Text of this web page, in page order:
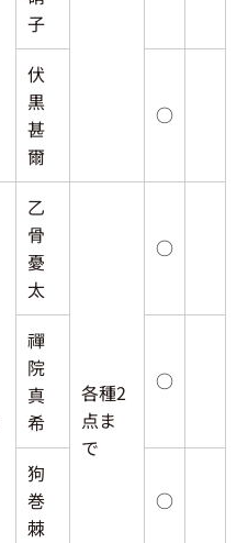
子
伏
黒
甚
爾
○
乙
骨
憂
太
各種2
点ま
で
○
禪
院
真
希
○
狗
巻
棘
○